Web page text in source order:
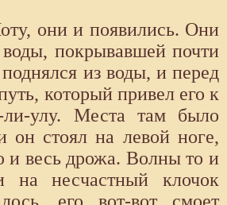
они и появились. Они
покрывавшей почти
из воды, и перед
который привел его к
улу. Места там было
он стоял на левой ноге,
и весь дрожа. Волны то и
на несчастный клочок
его вот-вот смоет